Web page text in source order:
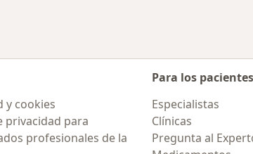
y cookies
privacidad para
profesionales de la
Para los pacientes
Especialistas
Clínicas
Pregunta al